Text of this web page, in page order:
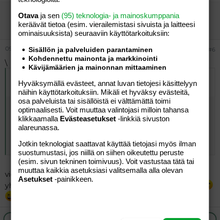
mide
Jäsen
09.06.2006 #6
\
vieras kirjoitti:
Voi jösös kyllä edellinen oot sakee!!!!
Lirautit juuri omaan nilkkaan kun käskit kysellä ja silti ei
saisi kysellä
varten ja pakene paikalta jollei kiinnosta!
vieraalla kyrpii kait ku tuolla jossai satuin arvosteleen
yhtä lapplin myyjää.
Otavaja sen (95) teknologia- ja mainoskumppania
keräävät tietoa (esim. vierailemis­tasi sivuista ja laitteesi
ominaisuuk­sista) seuraaviin käyttötarkoituksiin:
Sisällön ja palveluiden parantaminen
Kohdennettu mainonta ja markkinointi
Kävijämäärien ja mainonnan mittaaminen
Hyväksymällä evästeet, annat luvan tietojesi käsittelyyn
näihin käyttötarkoituksiin. Mikäli et hyväksy evästeitä,
osa palveluista tai sisällöistä ei välttämättä toimi
optimaalisesti. Voit muuttaa valintojasi milloin tahansa
klikkaamalla Evästeasetukset -linkkiä sivuston
alareunassa.
Jotkin teknologiat saattavat käyttää tietojasi myös ilman
suostumustasi, jos niillä on siihen oikeutettu peruste
(esim. sivun tekninen toimivuus). Voit vastustaa tätä tai
muuttaa kaikkia asetuksiasi valitsemalla alla olevan
Asetukset -painikkeen.